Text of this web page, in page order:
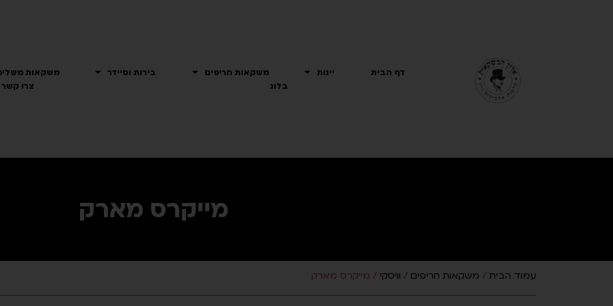
דף הבית יינות משקאות חריפים בירות וסיידר משקאות
בלוג
צרו קשר
מייקרס מארק
עמוד הבית / משקאות חריפים / וויסקי / מייקרס מארק